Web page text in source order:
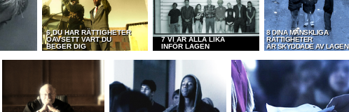
6 DU HAR RÄTTIGHETER
OAVSETT VART DU
BEGER DIG
7 VI ÄR ALLA LIKA
INFÖR LAGEN
8 DINA MÄNSKLIGA
RÄTTIGHETER
ÄR SKYDDADE AV LAGEN